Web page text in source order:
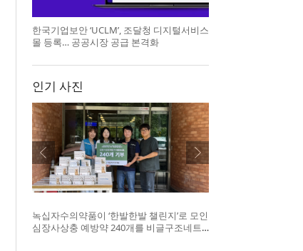
한국기업보안 ‘UCLM’, 조달청 디지털서비스
몰 등록… 공공시장 공급 본격화
인기 사진
녹십자수의약품이 ‘한발한발 챌린지’로 모인
심장사상충 예방약 240개를 비글구조네트